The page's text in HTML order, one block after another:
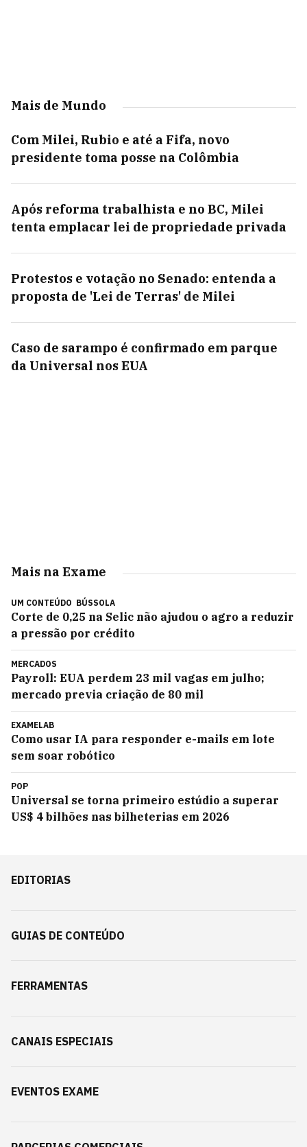
Mais de Mundo
Com Milei, Rubio e até a Fifa, novo
presidente toma posse na Colômbia
Após reforma trabalhista e no BC, Milei
tenta emplacar lei de propriedade privada
Protestos e votação no Senado: entenda a
proposta de 'Lei de Terras' de Milei
Caso de sarampo é confirmado em parque
da Universal nos EUA
Mais na Exame
UM CONTEÚDO BÚSSOLA
Corte de 0,25 na Selic não ajudou o agro a reduzir
a pressão por crédito
MERCADOS
Payroll: EUA perdem 23 mil vagas em julho;
mercado previa criação de 80 mil
EXAMELAB
Como usar IA para responder e-mails em lote
sem soar robótico
POP
Universal se torna primeiro estúdio a superar
US$ 4 bilhões nas bilheterias em 2026
EDITORIAS
GUIAS DE CONTEÚDO
FERRAMENTAS
CANAIS ESPECIAIS
EVENTOS EXAME